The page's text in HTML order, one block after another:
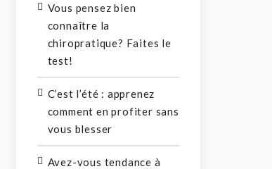
Vous pensez bien
connaître la
chiropratique? Faites le
test!
C’est l’été : apprenez
comment en profiter sans
vous blesser
Avez-vous tendance à